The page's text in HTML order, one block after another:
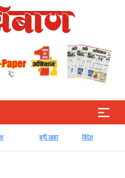
बड़ी खबर विदेश खरी-खरी